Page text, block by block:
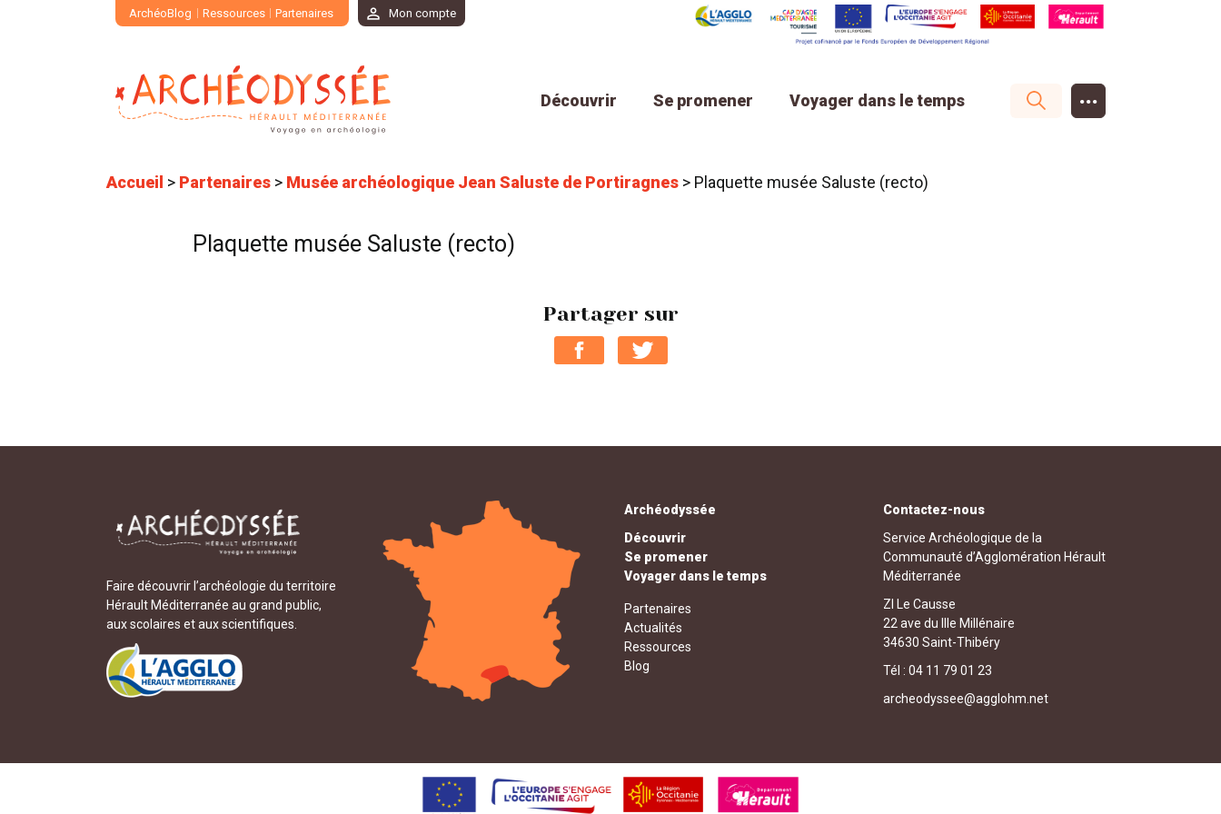
ArchéoBlog Ressources Partenaires Mon compte
Découvrir Se promener Voyager dans le temps ...
Accueil > Partenaires > Musée archéologique Jean Saluste de Portiragnes > Plaquette musée Saluste (recto)
Plaquette musée Saluste (recto)
Partager sur
Faire découvrir l’archéologie du territoire
Hérault Méditerranée au grand public,
aux scolaires et aux scientifiques.
Archéodyssée
Découvrir
Se promener
Voyager dans le temps
Partenaires
Actualités
Ressources
Blog
Contactez-nous
Service Archéologique de la
Communauté d’Agglomération Hérault
Méditerranée
ZI Le Causse
22 ave du IIIe Millénaire
34630 Saint-Thibéry
Tél : 04 11 79 01 23
archeodyssee@agglohm.net